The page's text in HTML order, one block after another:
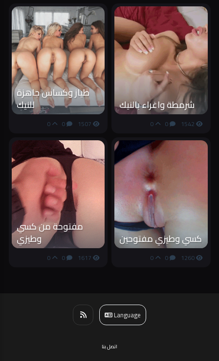
شرمطة واغراء بالنيك
0
0
طياز وكساس جاهزة
للنيك
0
0
كسي وطيزي مفتوحين
1260
0
0
مفتوحة من كسي
وطيزي
0
0
Language
اتصل بنا